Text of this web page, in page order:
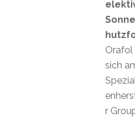
Orafol
sich
r